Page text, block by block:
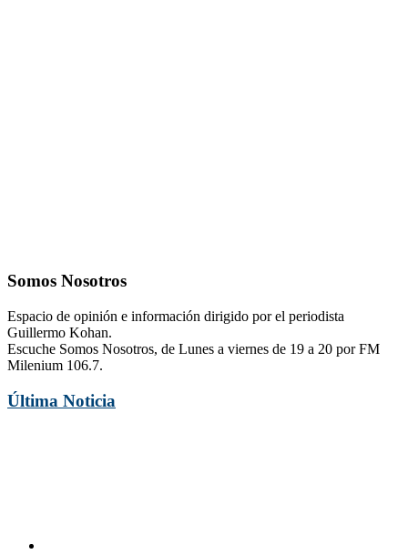
Somos Nosotros
Espacio de opinión e información dirigido por el periodista
Guillermo Kohan.
Escuche Somos Nosotros, de Lunes a viernes de 19 a 20 por FM
Milenium 106.7.
Última Noticia